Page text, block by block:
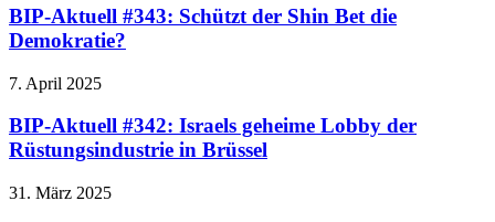
BIP-Aktuell #343: Schützt der Shin Bet die
Demokratie?
7. April 2025
BIP-Aktuell #342: Israels geheime Lobby der
Rüstungsindustrie in Brüssel
31. März 2025